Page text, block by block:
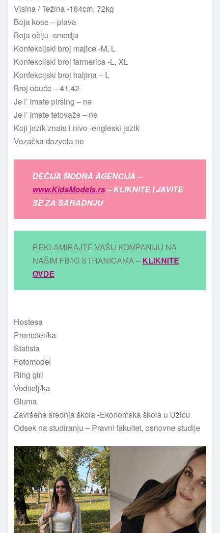
Visina / Težina -184cm, 72kg
Boja kose – plava
Boja očiju -smedja
Konfekcijski broj majice -M, L
Konfekcijski broj farmerica -L, XL
Konfekcijski broj haljina – L
Broj obuće – 41,42
Je l’ imate pirsing – ne
Je l’ imate tetovaže – ne
Koji jezik znate i nivo -engleski jezik
Vozačka dozvola ne
DEČIJA MODNA AGENCIJA –
www.KidsModels.rs– KLIKNITE I JAVITE
SE ZA SARADNJU
REKLAMIRAJTE VAŠU KOMPANIJU NA
NAŠIM FB/IG STRANICAMA – KLIKNITE
OVDE
Hostesa
Promoter/ka
Statista
Fotomodel
Ring girl
Voditelj/ka
Gluma
Završena srednja škola -Ekonomska škola u Užicu
Odsek na studiranju – Pravni fakultet, osnovne studije